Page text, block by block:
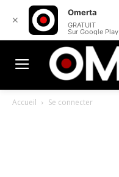
Accueil Se connecter
✕
Omerta
GRATUIT
Sur Google Play